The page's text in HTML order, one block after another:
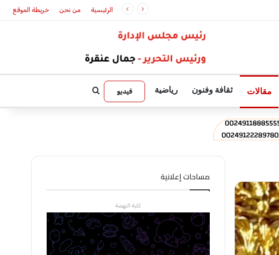
الرئيسية من نحن خريطة الموقع
مقالات ثقافة وفنون رياضية فيديو بحث عن
مساحات إعلانية
كلية النهضة